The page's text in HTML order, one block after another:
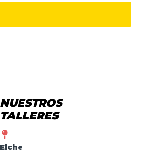
NUESTROS
TALLERES
Elche